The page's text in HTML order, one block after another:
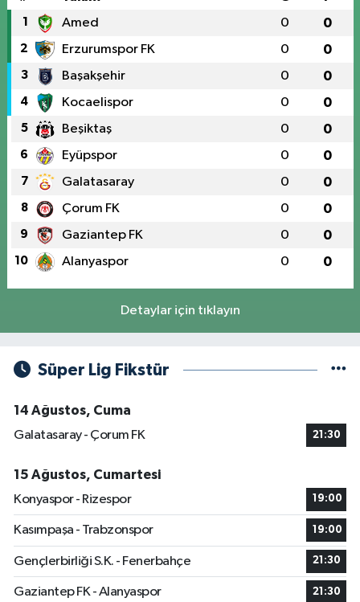
1 Amed 0 0
2 Erzurumspor FK 0 0
3 Başakşehir 0 0
4 Kocaelispor 0 0
5 Beşiktaş 0 0
6 Eyüpspor 0 0
7 Galatasaray 0 0
8 Çorum FK 0 0
9 Gaziantep FK 0 0
10 Alanyaspor 0 0
Detaylar için tıklayın
Süper Lig Fikstür
14 Ağustos, Cuma
Galatasaray - Çorum FK
21:30
15 Ağustos, Cumartesi
Konyaspor - Rizespor
19:00
Kasımpaşa - Trabzonspor 19:00
Gençlerbirliği S.K. - Fenerbahçe 21:30
Gaziantep FK - Alanyaspor 21:30